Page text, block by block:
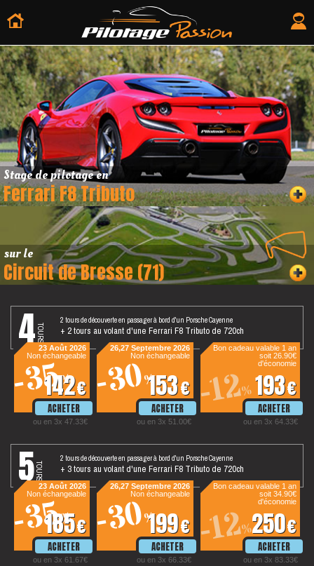
Stage de pilotage en
Ferrari F8 Tributo
sur le
Circuit de Bresse (71)
4tours
2 tours de découverte en passager à bord d'un Porsche Cayenne
+ 2 tours au volant d'une Ferrari F8 Tributo de 720ch
Bon cadeau valable 1 an
193€
ou en 3x 64.33€
-12%
soit 26.90€
d'économie
26,27 Septembre 2026
Non échangeable
153€
ou en 3x 51.00€
-30%
23 Août 2026
Non échangeable
142€
ou en 3x 47.33€
-35%
5tours
2 tours de découverte en passager à bord d'un Porsche Cayenne
+ 3 tours au volant d'une Ferrari F8 Tributo de 720ch
Bon cadeau valable 1 an
250€
ou en 3x 83.33€
-12%
soit 34.90€
d'économie
26,27 Septembre 2026
Non échangeable
199€
ou en 3x 66.33€
-30%
23 Août 2026
Non échangeable
185€
ou en 3x 61.67€
-35%